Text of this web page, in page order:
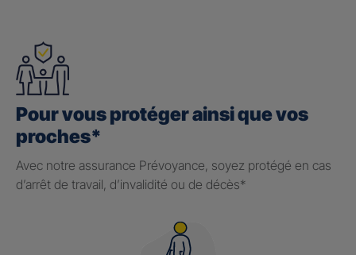
Pour vous protéger ainsi que vos
proches*
Avec notre assurance Prévoyance, soyez protégé en cas
d’arrêt de travail, d’invalidité ou de décès*